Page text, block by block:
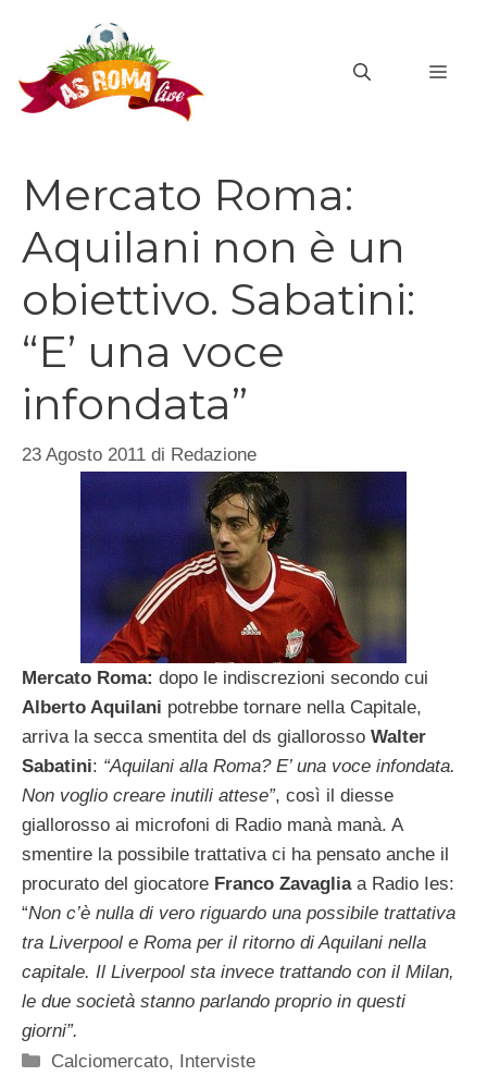
contenuto
Mercato Roma:
Aquilani non è un
obiettivo. Sabatini:
“E’ una voce
infondata”
23 Agosto 2011 di Redazione
Mercato Roma: dopo le indiscrezioni secondo cui
Alberto Aquilani potrebbe tornare nella Capitale,
arriva la secca smentita del ds giallorosso Walter
Sabatini: “Aquilani alla Roma? E’ una voce infondata.
Non voglio creare inutili attese”, così il diesse
giallorosso ai microfoni di Radio manà manà. A
smentire la possibile trattativa ci ha pensato anche il
procurato del giocatore Franco Zavagliaa Radio Ies:
“Non c’è nulla di vero riguardo una possibile trattativa
tra Liverpool e Roma per il ritorno di Aquilani nella
capitale. Il Liverpool sta invece trattando con il Milan,
le due società stanno parlando proprio in questi
giorni”.
Categorie
Calciomercato,
Interviste